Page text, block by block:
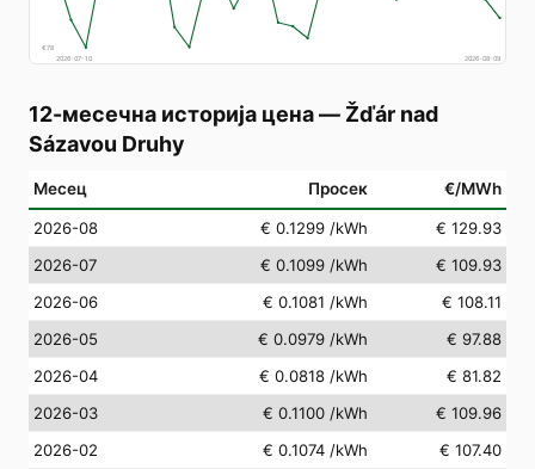
€78
2026-07-10
2026-08-09
12-месечна историја цена— Žďár nad
Sázavou Druhy
Месец Просек €/MWh
2026-08 € 0.1299 /kWh
€ 129.93
2026-07
€ 0.1099 /kWh
€ 109.93
2026-06
€ 0.1081 /kWh
€ 108.11
2026-05
€ 0.0979 /kWh
€ 97.88
2026-04
€ 0.0818 /kWh
€ 81.82
2026-03
€ 0.1100 /kWh
€ 109.96
2026-02
€ 0.1074 /kWh
€ 107.40